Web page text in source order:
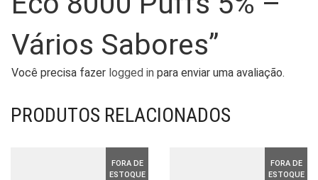
Vários Sabores”
Você precisa fazer logged in para enviar uma avaliação.
PRODUTOS RELACIONADOS
FORA DE
ESTOQUE
FORA DE
ESTOQUE